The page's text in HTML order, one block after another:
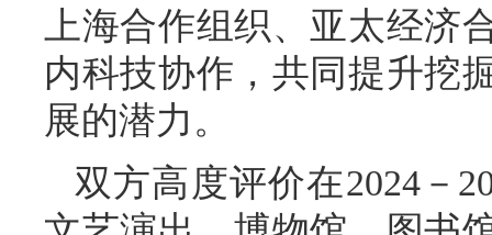
上海合作组织、亚太经济
内科技协作，共同提升挖
展的潜力。
双方高度评价在2024－